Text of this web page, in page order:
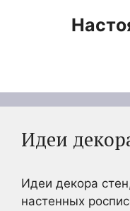
Идеи
Идеи декора
настенных